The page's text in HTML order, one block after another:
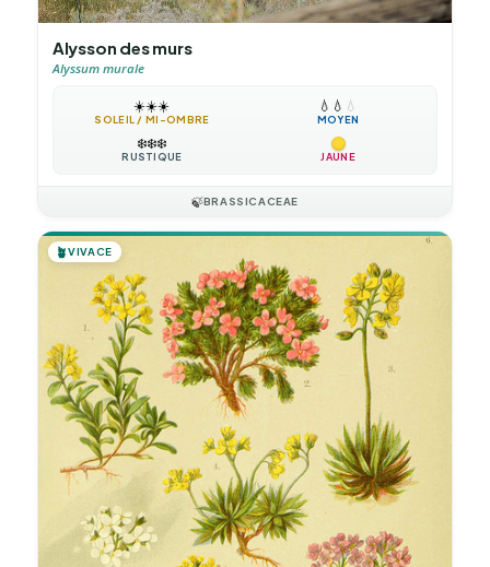
Alysson des murs
Alyssum murale
☀️☀️☀️
SOLEIL / MI-OMBRE
💧 💧 💧
MOYEN
❄️❄️❄️
RUSTIQUE JAUNE
🍃BRASSICACEAE
🪴VIVACE